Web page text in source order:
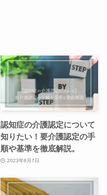
認知症の介護認定について
知りたい！要介護認定の手
順や基準を徹底解説。
2023年8月7日